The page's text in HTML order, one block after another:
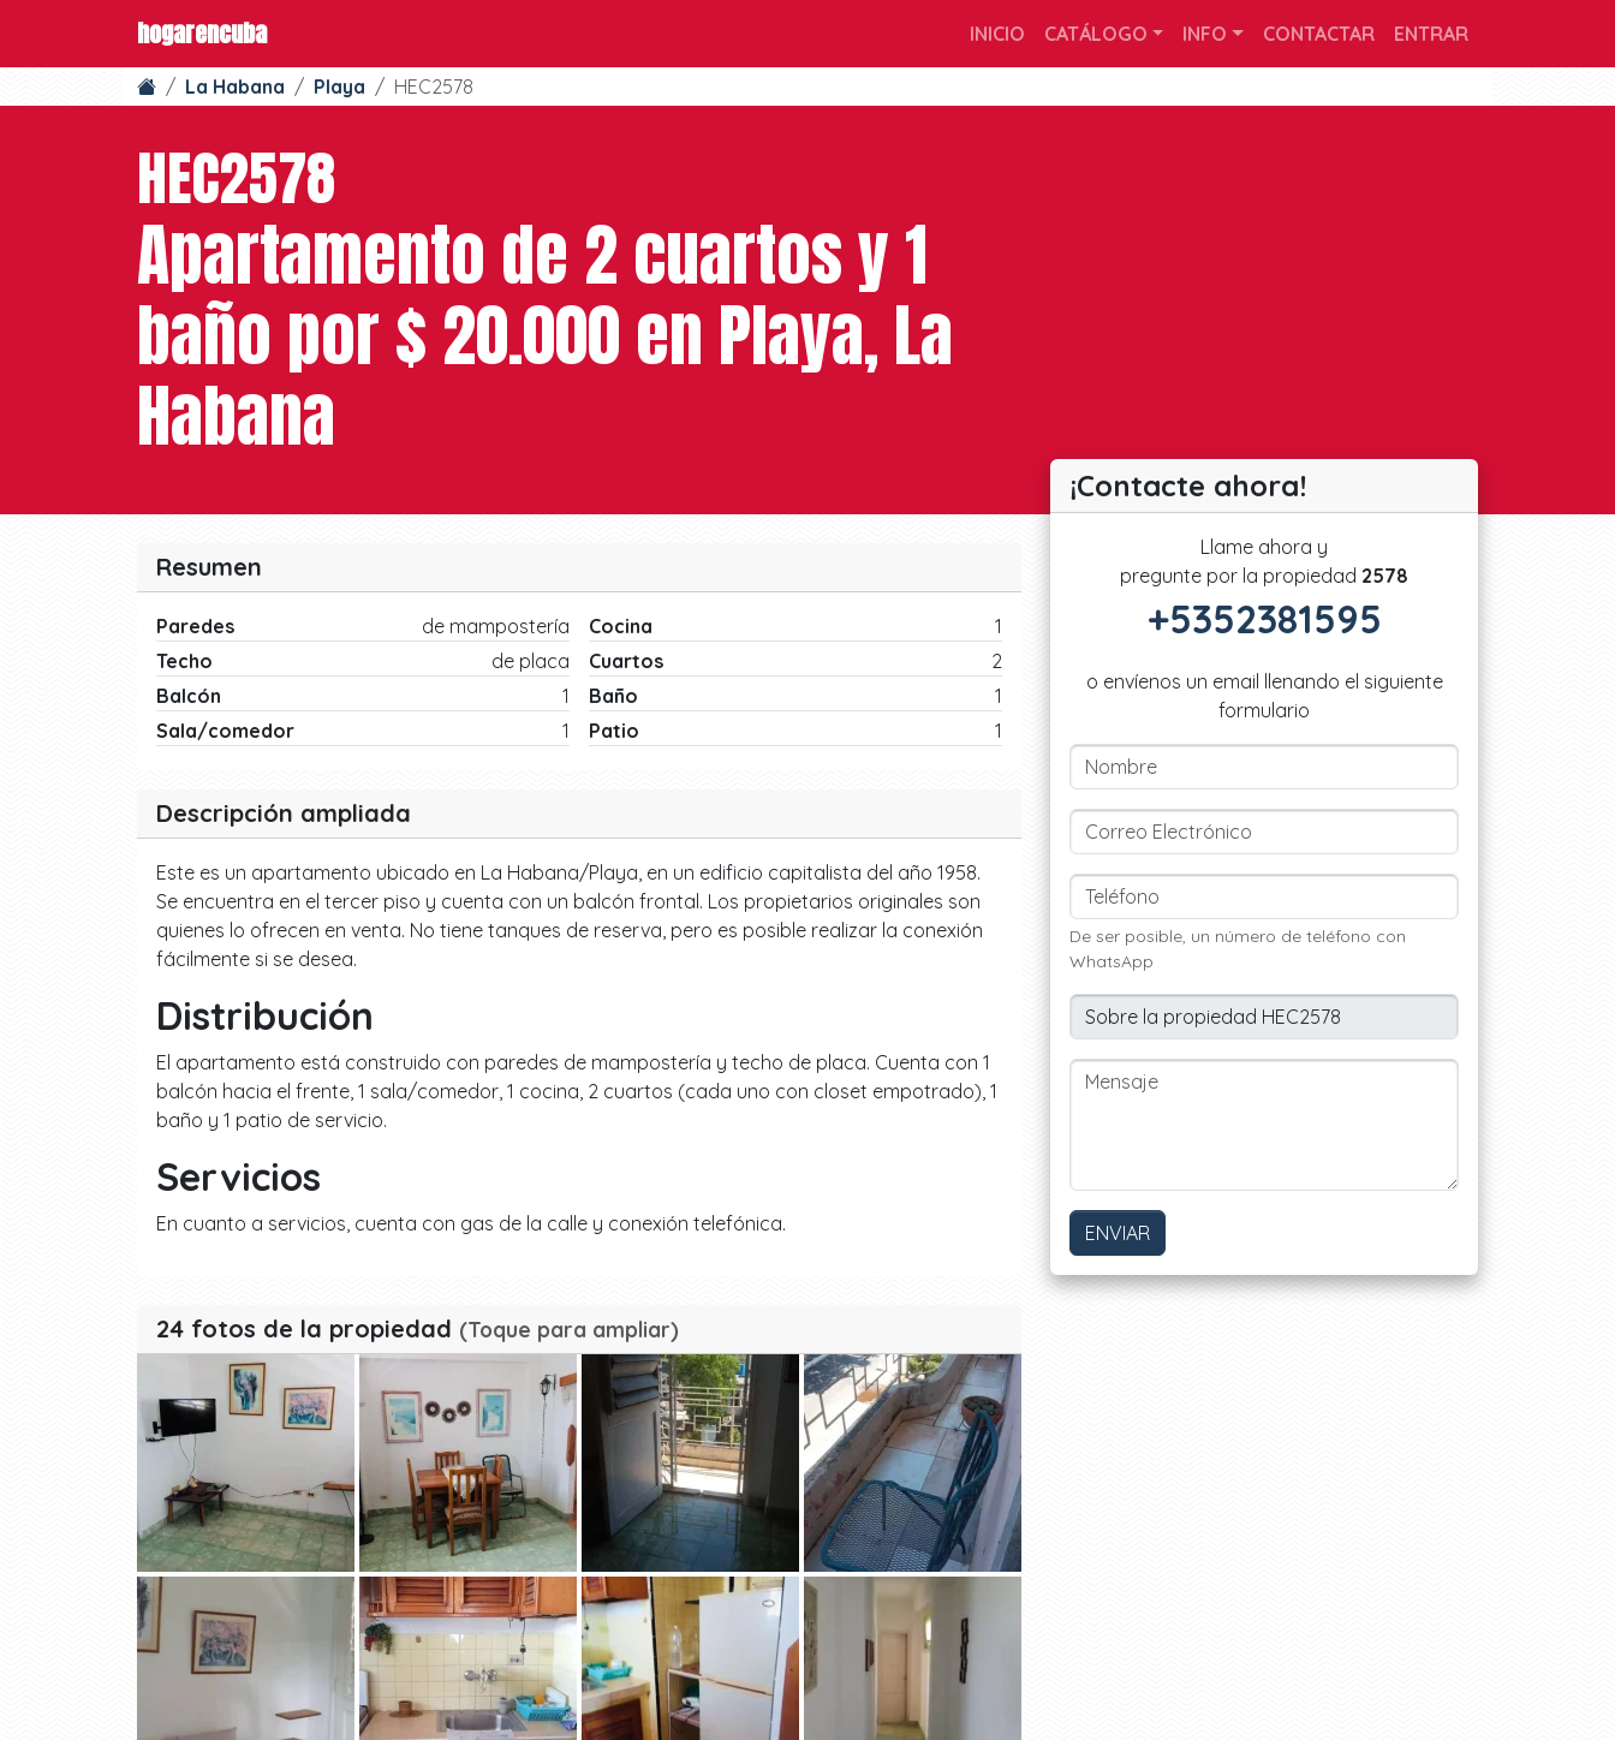
hogarencuba INICIO CATÁLOGO INFO CONTACTAR ENTRAR
La Habana Playa HEC2578
HEC2578
Apartamento de 2 cuartos y 1
baño por $ 20.000 en Playa, La
Habana
Resumen
Paredes
de mampostería
Techo
de placa
Balcón
1
Sala/comedor
1
Cocina
1
Cuartos
2
Baño
1
Patio
1
Descripción ampliada
Este es un apartamento ubicado en La Habana/Playa, en un edificio capitalista del año 1958.
Se encuentra en el tercer piso y cuenta con un balcón frontal. Los propietarios originales son
quienes lo ofrecen en venta. No tiene tanques de reserva, pero es posible realizar la conexión
fácilmente si se desea.
Distribución
El apartamento está construido con paredes de mampostería y techo de placa. Cuenta con 1
balcón hacia el frente, 1 sala/comedor, 1 cocina, 2 cuartos (cada uno con closet empotrado), 1
baño y 1 patio de servicio.
Servicios
En cuanto a servicios, cuenta con gas de la calle y conexión telefónica.
24 fotos de la propiedad (Toque para ampliar)
¡Contacte ahora!
Llame ahora y
pregunte por la propiedad 2578
+5352381595
o envíenos un email llenando el siguiente
formulario
De ser posible, un número de teléfono con
WhatsApp
ENVIAR